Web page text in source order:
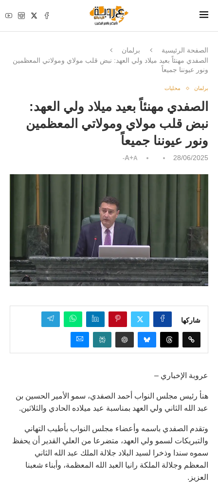
الصفحة الرئيسية
برلمان
الصفدي مهنئاً بعيد ميلاد ولي العهد: نبض قلب مولاي ومولاتي المعظمين
ونور عيوننا جميعاً
برلمان محليات
الصفدي مهنئاً بعيد ميلاد ولي العهد:
نبض قلب مولاي ومولاتي المعظمين
ونور عيوننا جميعاً
28/06/2025
A+A-
شاركها
عروبة الإخباري –
هنأ رئيس مجلس النواب أحمد الصفدي، سمو الأمير الحسين بن
عبد الله الثاني ولي العهد بمناسبة عيد ميلاده الحادي والثلاثين.
وتقدم الصفدي باسمه وأعضاء مجلس النواب بأطيب التهاني
والتبريكات لسمو ولي العهد، متضرعا من العلي القدير أن يحفظ
سموه سندا وذخرا لسيد البلاد جلالة الملك عبد الله الثاني
المعظم وجلالة الملكة رانيا العبد الله المعظمة، وأبناء شعبنا
العزيز.